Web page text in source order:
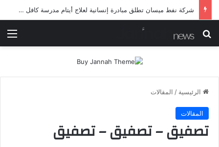
شركة نفط ميسان تطلق مبادرة إنسانية لعلاج أيتام مدرسة كافل اليتيم
بحث عن
الرئيسية / المقالات
المقالات
تصفيق – تصفيق – تصفيق